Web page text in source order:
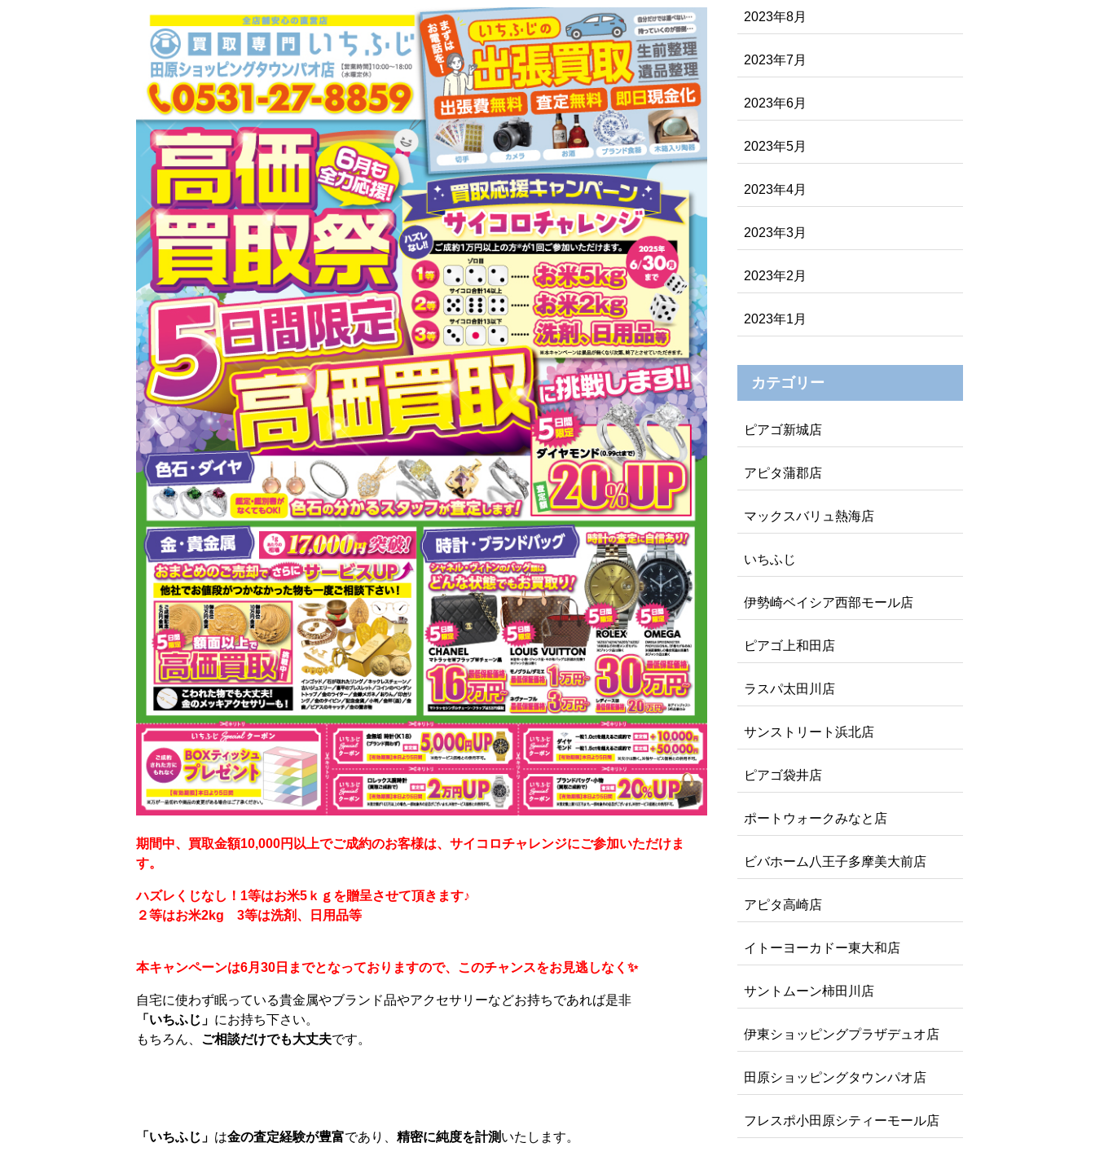
期間中、買取金額10,000円以上でご成約のお客様は、サイコロチャレンジにご参加いただけま
す。
ハズレくじなし！1等はお米5ｋｇを贈呈させて頂きます♪
２等はお米2kg 3等は洗剤、日用品等
本キャンペーンは6月30日までとなっておりますので、このチャンスをお見逃しなく✨
自宅に使わず眠っている貴金属やブランド品やアクセサリーなどお持ちであれば是非
「いちふじ」 にお持ち下さい。
もちろん、 ご相談だけでも大丈夫です。
「いちふじ」 は金の査定経験が豊富であり、 精密に純度を計測 いたします。
2023年8月
2023年7月
2023年6月
2023年5月
2023年4月
2023年3月
2023年2月
2023年1月
カテゴリー
ピアゴ新城店
アピタ蒲郡店
マックスバリュ熱海店
いちふじ
伊勢崎ベイシア西部モール店
ピアゴ上和田店
ラスパ太田川店
サンストリート浜北店
ピアゴ袋井店
ポートウォークみなと店
ビバホーム八王子多摩美大前店
アピタ高崎店
イトーヨーカドー東大和店
サントムーン柿田川店
伊東ショッピングプラザデュオ店
田原ショッピングタウンパオ店
フレスポ小田原シティーモール店